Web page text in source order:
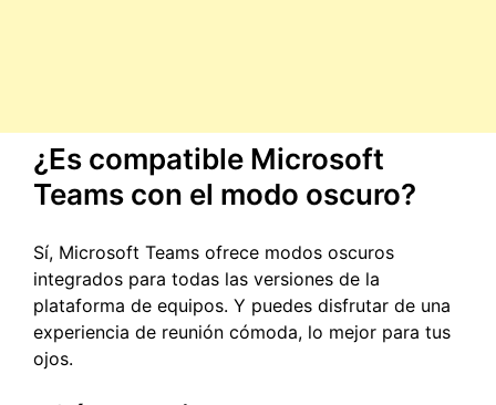
¿Es compatible Microsoft
Teams con el modo oscuro?
Sí, Microsoft Teams ofrece modos oscuros
integrados para todas las versiones de la
plataforma de equipos. Y puedes disfrutar de una
experiencia de reunión cómoda, lo mejor para tus
ojos.